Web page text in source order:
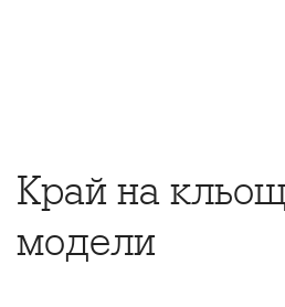
Край на
модели